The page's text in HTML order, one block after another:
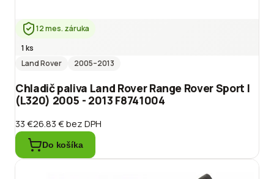
12 mes. záruka
1 ks
Land Rover
2005–2013
Chladič paliva Land Rover Range Rover Sport I
(L320) 2005 - 2013 F8741004
33 €26.83 €bez DPH
Do košíka